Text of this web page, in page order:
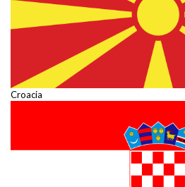
Croacia